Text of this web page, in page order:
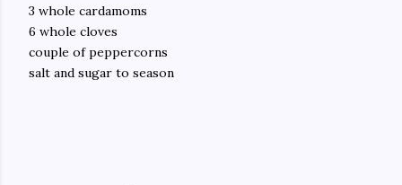
3 whole cardamoms
6 whole cloves
couple of peppercorns
salt and sugar to season